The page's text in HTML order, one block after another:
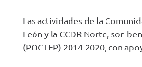
Lasactividades de la
León y la CCDR Norte, son
(POCTEP) 2014-2020, con